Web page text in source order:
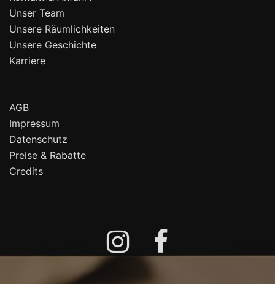
Unser Team
Unsere Räumlichkeiten
Unsere Geschichte
Karriere
AGB
Impressum
Datenschutz
Preise & Rabatte
Credits
Instagram